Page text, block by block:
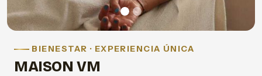
BIENESTAR · EXPERIENCIA ÚNICA
MAISON VM